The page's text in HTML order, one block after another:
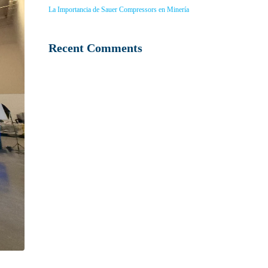
La Importancia de Sauer Compressors en Minería
Recent Comments